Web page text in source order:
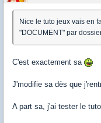
Nice le tuto jeux vais en
"DOCUMENT" par
C'est exactement sa
J'modifie sa dès que
A part sa, j'ai tester le